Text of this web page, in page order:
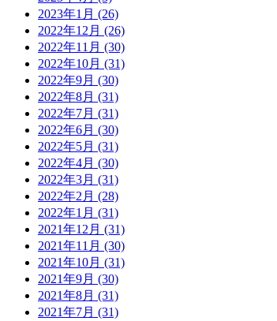
2023年1月 (26)
2022年12月 (26)
2022年11月 (30)
2022年10月 (31)
2022年9月 (30)
2022年8月 (31)
2022年7月 (31)
2022年6月 (30)
2022年5月 (31)
2022年4月 (30)
2022年3月 (31)
2022年2月 (28)
2022年1月 (31)
2021年12月 (31)
2021年11月 (30)
2021年10月 (31)
2021年9月 (30)
2021年8月 (31)
2021年7月 (31)